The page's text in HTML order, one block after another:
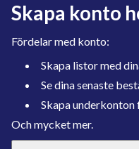
Skapa konto
Fördelar med konto:
Skapa listor med
Se dina senaste
Skapa
Och mycket mer.